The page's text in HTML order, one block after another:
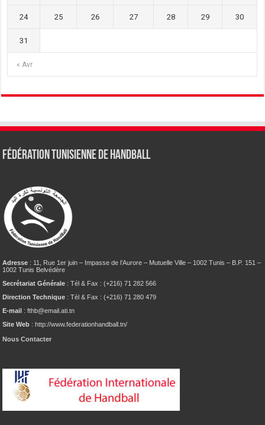
« Avr
24 25 26 27 28 29 30
31
Fédération tunisienne de Handball
Adresse : 11, Rue 1er juin – Impasse de l’Aurore – Mutuelle Ville – 1002 Tunis – B.P. 151 –
1002 Tunis Belvédère
Secrétariat Générale : Tél & Fax : (+216) 71 282 566
Direction Technique : Tél & Fax : (+216) 71 280 479
E-mail : fthb@email.ati.tn
Site Web : http://www.federationhandball.tn/
Nous Contacter